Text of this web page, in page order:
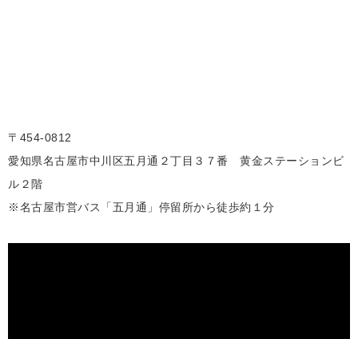
〒454-0812
愛知県名古屋市中川区五月通２丁目３７番 黄金ステーションビ
ル２階
※名古屋市営バス「五月通」停留所から徒歩約１分